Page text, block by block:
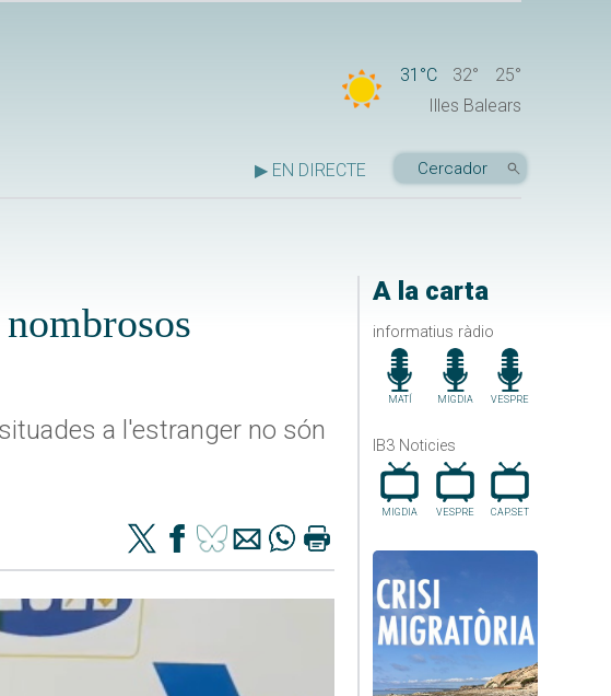
31°C 32°
25°
Illes Balears
▶ EN DIRECTE
A la carta
informatius ràdio
MATÍ MIGDIA VESPRE
IB3 Noticies
MIGDIA VESPRE CAP.SET
a l'estranger no són